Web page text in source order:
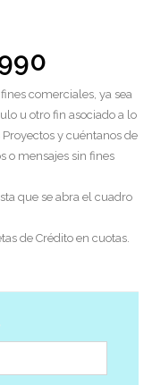
comerciales, ya sea
u otro fin asociado a lo
y cuéntanos de
o mensajes sin fines
que se abra el cuadro
de Crédito en cuotas.